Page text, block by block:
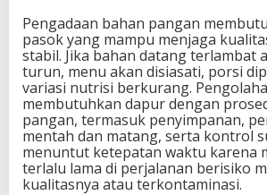
Pengadaan bahan pangan
pasok yang mampu menjaga
stabil. Jika bahan datang terlambat
turun, menu akan disiasati, porsi
variasi nutrisi berkurang.
membutuhkan dapur dengan
pangan, termasuk penyimpanan,
mentah dan matang, serta kontrol
menuntut ketepatan waktu karena
terlalu lama di perjalanan berisiko
kualitasnya atau terkontaminasi.